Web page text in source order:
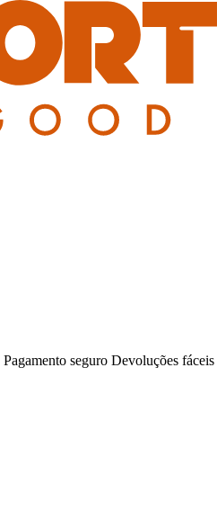
Pagamento seguro Devoluções fáceis